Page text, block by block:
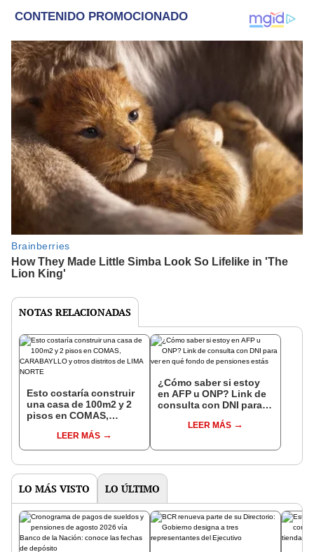
NOTAS RELACIONADAS
Esto costaría construir
una casa de 100m2 y 2
pisos en COMAS,
distritos de LIMA
NORTE
LEER MÁS
¿Cómo saber si estoy
en AFP u ONP? Link de
consulta con DNI para
pensiones estás
LEER MÁS
LO MÁS VISTO LO ÚLTIMO